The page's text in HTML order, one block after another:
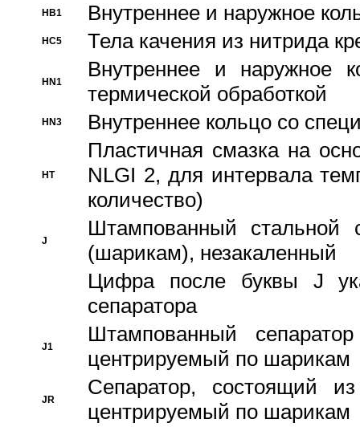
HB1 Bнутреннее и наружное
HC5 Тела качения из нитрида
HN1
Bнутреннее и наружное
термической обработкой
HN3 Внутреннее кольцо со
HT
Пластичная смазка на
NLGI 2, для интервала
количество)
J
Штампованный стальной
(шарикам), незакаленный
Цифра после буквы J
сепаратора
J1
Штампованный
центрируемый по шарикам
JR
Сепаратор, состоящий
центрируемый по шарикам